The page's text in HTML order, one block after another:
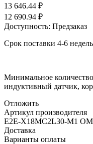
13 646.44 ₽
12 690.94 ₽
Доступность: Предзаказ
Срок поставки 4-6 недель
Минимальное
индуктивный датчик,
Отложить
Артикул производителя
E2E-X18MC2L30-M1
Доставка
Варианты оплаты